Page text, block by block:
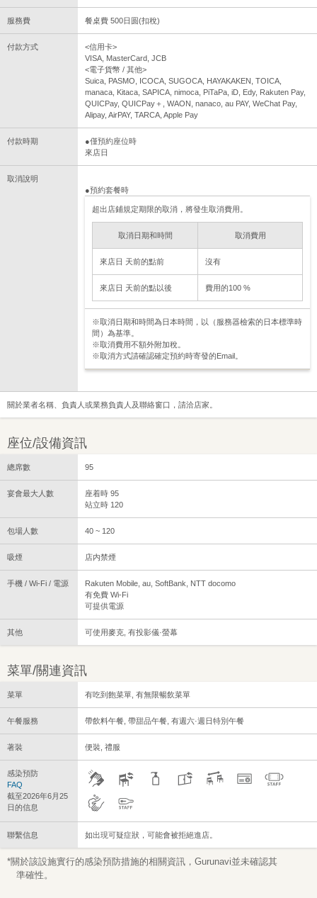
服務費 餐桌費 500日圆(扣稅)
付款方式
<信用卡>
VISA, MasterCard, JCB
<電子貨幣 / 其他>
Suica, PASMO, ICOCA, SUGOCA, HAYAKAKEN, TOICA,
manaca, Kitaca, SAPICA, nimoca, PiTaPa, iD, Edy, Rakuten Pay,
QUICPay, QUICPay＋, WAON, nanaco, au PAY, WeChat Pay,
Alipay, AirPAY, TARCA, Apple Pay
付款時期
●僅預約座位時
來店日
取消說明
●預約套餐時
超出店鋪規定期限的取消，將發生取消費用。
取消日期和時間 取消費用
來店日 天前的點前 沒有
來店日 天前的點以後 費用的100 %
※取消日期和時間為日本時間，以（服務器檢索的日本標準時
間）為基準。
※取消費用不額外附加稅。
※取消方式請確認確定預約時寄發的Email。
關於業者名稱、負責人或業務負責人及聯絡窗口，請洽店家。
座位/設備資訊
總席數 95
宴會最大人數
座着時 95
站立時 120
包場人數 40 ~ 120
吸煙 店内禁煙
手機 / Wi-Fi / 電源
Rakuten Mobile, au, SoftBank, NTT docomo
有免費 Wi-Fi
可提供電源
其他 可使用麥克, 有投影儀·螢幕
菜單/關連資訊
菜單 有吃到飽菜單, 有無限暢飲菜單
午餐服務 帶飲料午餐, 帶甜品午餐, 有週六·週日特別午餐
著裝 便裝, 禮服
感染預防
FAQ
截至2026年6月25
日的信息
聯繫信息 如出現可疑症狀，可能會被拒絕進店。
*關於該設施實行的感染預防措施的相關資訊，Gurunavi並未確認其
準確性。